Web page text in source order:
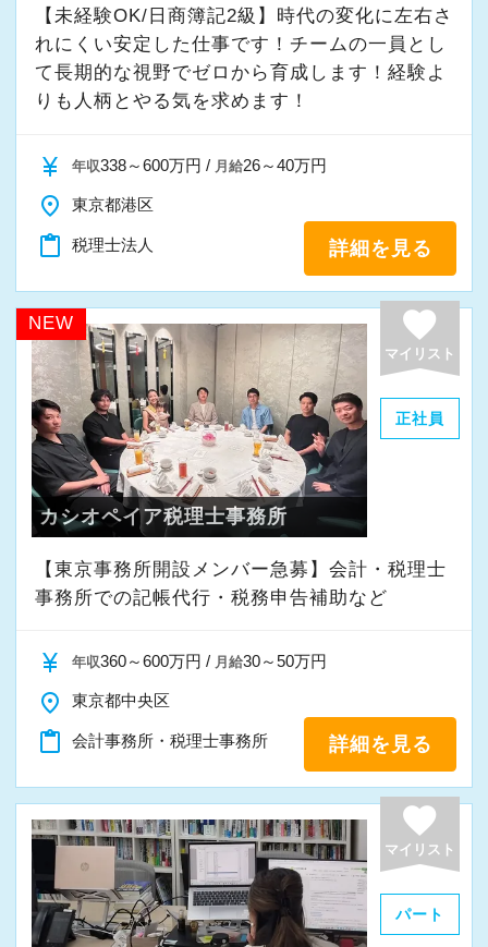
積極的に手を挙げるアクティブな人には向いて
いる会社です。
私も新しい経験にチャレンジしたいと思い、渋
谷オフィスの開設に合わせて、責任者になりた
主体性のある人にはキャリアアップとレベルア
ップのチャンスも広がり、経験者なら実務だけ
でなくマネジメントの経験も積めます。
オフィス責任者として心がけているのは、何で
も気軽に話せる雰囲気と一人一人の考え方を尊
重することです。
常に柔軟さを忘れずに接したいと思っていま
す。
スタッフの成長にともないお客様からも信頼さ
れ喜んでもらえる、そんな組織にしていきたい
ですね。
“明るくて仲が良い”というのも当社の特徴。
ために、一緒に働く仲間のために、本気になれ
昇格のスピードも早く、やりがいや成長してい
等級制度でキャリアアップの道筋が明確になっ
ているので、目標を立ててどんどん達成してい
きましょう！
「こういうことをやってみたい！」という強い
思いがある人、大歓迎です！
キャッチアップできるなど、スキルアップの支
援環境もしっかりとしています。
■配属された部署で1年働いた後にFA制度が使え
すので経験の幅を広げながらキャリアップを目
■全国のスタッフの勤務時間を本部で一元管理を
し、過度に業務時間が増えている方、残業が連
日に続いている方がいた際に部門の責任者に抑
制の指令が飛ぶようになっています。そのため
全拠点で残業の抑制が成功しています。
■通常の始業時間に対し、前後1時間または2時
間を始業時間にできる制度を導入していますの
で、ライフスタイルにあわせて最適な時間帯で
勤務できます。その他、時短勤務、リモートワ
ークも相談可能です。
※応募には会計求人プラスにご登録が必要で
す。
【未経験OK/日商簿記2級】時代の変化に左右さ
れにくい安定した仕事です！チームの一員とし
て⻑期的な視野でゼロから育成します！経験よ
りも人柄とやる気を求めます！
currency_yen 年収338～600万円 / 月給26～40万円
place 東京都港区
content_paste 税理士法人 詳細を見る
NEW favorite
マイリスト
正社員
カシオペイア税理士事務所
【東京事務所開設メンバー急募】会計・税理士
事務所での記帳代行・税務申告補助など
currency_yen 年収360～600万円 / 月給30～50万円
place 東京都中央区
content_paste 会計事務所・税理士事務所 詳細を見る
favorite
マイリスト
パート